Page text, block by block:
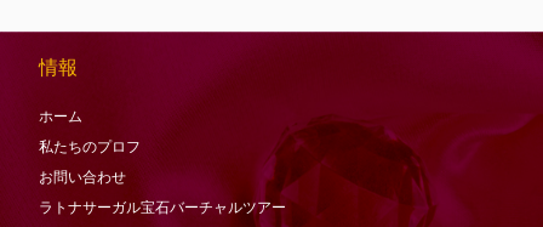
情報
ホーム
私たちのプロフ
お問い合わせ
ラトナサーガル宝石バーチャ​​ルツアー